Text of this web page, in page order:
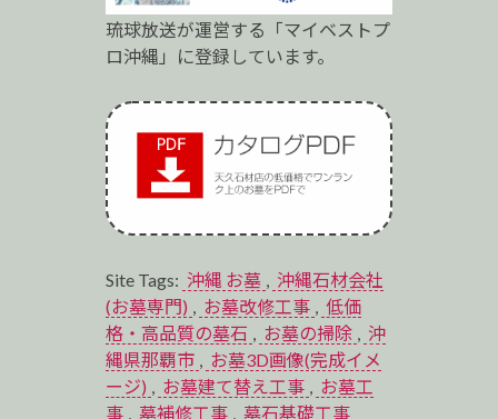
琉球放送が運営する「マイベストプ
ロ沖縄」に登録しています。
Site Tags: 沖縄 お墓 , 沖縄石材会社
(お墓専門) , お墓改修工事 , 低価
格・高品質の墓石 , お墓の掃除 , 沖
縄県那覇市 , お墓3D画像(完成イメ
ージ) , お墓建て替え工事 , お墓工
事 , 墓補修工事 , 墓石基礎工事